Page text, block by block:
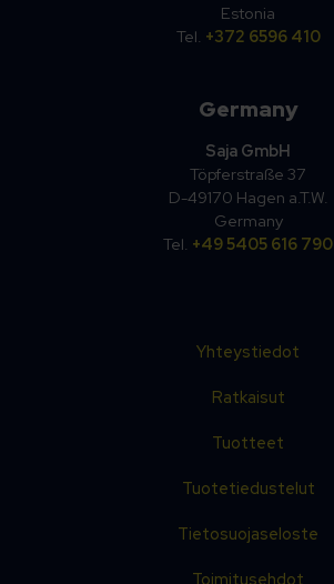
Estonia
Tel. +372 6596 410
Germany
Saja GmbH
Töpferstraße 37
D-49170 Hagen a.T.W.
Germany
Tel. +49 5405 616 790
Yhteystiedot
Ratkaisut
Tuotteet
Tuotetiedustelut
Tietosuojaseloste
Toimitusehdot